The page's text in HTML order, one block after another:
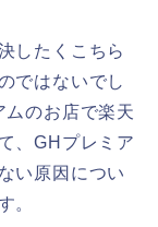
したくこちら
ではないでし
ムのお店で楽天
、GHプレミア
い原因につい
。